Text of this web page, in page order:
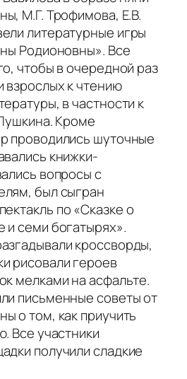
М.Г. Трофимова, Е.В.
литературные игры
Родионовны». Все
чтобы в очередной раз
взрослых к чтению
в частности к
Кроме
проводились шуточные
книжки-
вопросы с
был сыгран
по «Сказке о
и семи богатырях».
кроссворды,
рисовали героев
мелками на асфальте.
письменные советы от
о том, как приучить
Все участники
получили сладкие